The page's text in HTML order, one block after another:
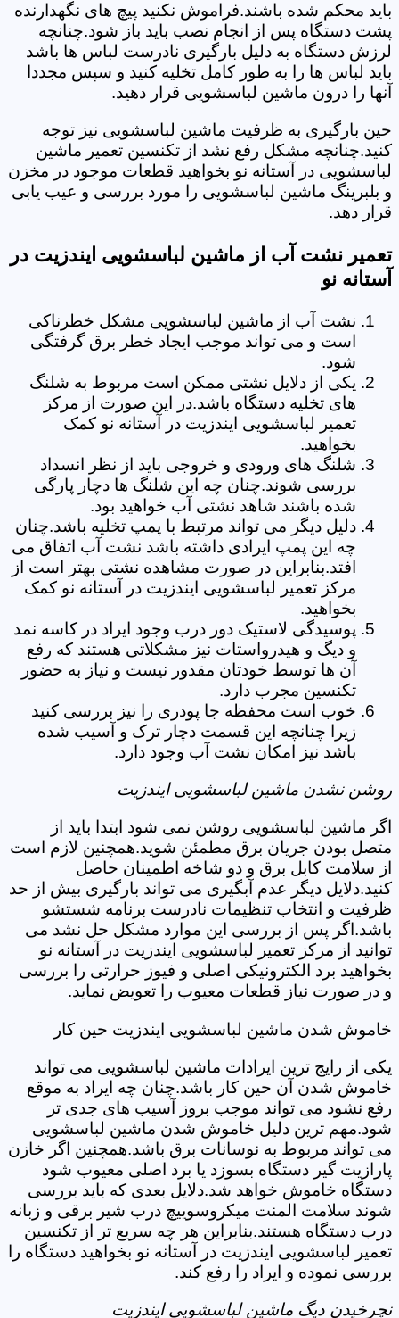
باید محکم شده باشند.فراموش نکنید پیچ های نگهدارنده
پشت دستگاه پس از انجام نصب باید باز شود.چنانچه
لرزش دستگاه به دلیل بارگیری نادرست لباس ها باشد
باید لباس ها را به طور کامل تخلیه کنید و سپس مجددا
آنها را درون ماشین لباسشویی قرار دهید.
حین بارگیری به ظرفیت ماشین لباسشویی نیز توجه
کنید.چنانچه مشکل رفع نشد از تکنسین تعمیر ماشین
لباسشویی در آستانه نو بخواهید قطعات موجود در مخزن
و بلبرینگ ماشین لباسشویی را مورد بررسی و عیب یابی
قرار دهد.
تعمیر نشت آب از ماشین لباسشویی ایندزیت در
آستانه نو
نشت آب از ماشین لباسشویی مشکل خطرناکی
است و می تواند موجب ایجاد خطر برق گرفتگی
شود.
یکی از دلایل نشتی ممکن است مربوط به شلنگ
های تخلیه دستگاه باشد.در این صورت از مرکز
تعمیر لباسشویی ایندزیت در آستانه نو کمک
بخواهید.
شلنگ های ورودی و خروجی باید از نظر انسداد
بررسی شوند.چنان چه این شلنگ ها دچار پارگی
شده باشند شاهد نشتی آب خواهید بود.
دلیل دیگر می تواند مرتبط با پمپ تخلیه باشد.چنان
چه این پمپ ایرادی داشته باشد نشت آب اتفاق می
افتد.بنابراین در صورت مشاهده نشتی بهتر است از
مرکز تعمیر لباسشویی ایندزیت در آستانه نو کمک
بخواهید.
پوسیدگی لاستیک دور درب وجود ایراد در کاسه نمد
و دیگ و هیدرواستات نیز مشکلاتی هستند که رفع
آن ها توسط خودتان مقدور نیست و نیاز به حضور
تکنسین مجرب دارد.
خوب است محفظه جا پودری را نیز بررسی کنید
زیرا چنانچه این قسمت دچار ترک و آسیب شده
باشد نیز امکان نشت آب وجود دارد.
روشن نشدن ماشین لباسشویی ایندزیت
اگر ماشین لباسشویی روشن نمی شود ابتدا باید از
متصل بودن جریان برق مطمئن شوید.همچنین لازم است
از سلامت کابل برق و دو شاخه اطمینان حاصل
کنید.دلایل دیگر عدم آبگیری می تواند بارگیری بیش از حد
ظرفیت و انتخاب تنظیمات نادرست برنامه شستشو
باشد.اگر پس از بررسی این موارد مشکل حل نشد می
توانید از مرکز تعمیر لباسشویی ایندزیت در آستانه نو
بخواهید برد الکترونیکی اصلی و فیوز حرارتی را بررسی
و در صورت نیاز قطعات معیوب را تعویض نماید.
خاموش شدن ماشین لباسشویی ایندزیت حین کار
یکی از رایج ترین ایرادات ماشین لباسشویی می تواند
خاموش شدن آن حین کار باشد.چنان چه ایراد به موقع
رفع نشود می تواند موجب بروز آسیب های جدی تر
شود.مهم ترین دلیل خاموش شدن ماشین لباسشویی
می تواند مربوط به نوسانات برق باشد.همچنین اگر خازن
پارازیت گیر دستگاه بسوزد یا برد اصلی معیوب شود
دستگاه خاموش خواهد شد.دلایل بعدی که باید بررسی
شوند سلامت المنت میکروسوییچ درب شیر برقی و زبانه
درب دستگاه هستند.بنابراین هر چه سریع تر از تکنسین
تعمیر لباسشویی ایندزیت در آستانه نو بخواهید دستگاه را
بررسی نموده و ایراد را رفع کند.
نچرخیدن دیگ ماشین لباسشویی ایندزیت